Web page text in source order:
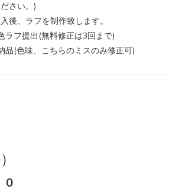
さい。)
後、ラフを制作致します。
ラフ提出(無料修正は3回まで)
品(色味、こちらのミスのみ修正可)
0